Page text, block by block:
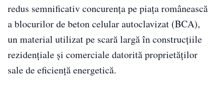
redus semnificativ concurența pe piața românească
a blocurilor de beton celular autoclavizat (BCA),
un material utilizat pe scară largă în construcțiile
rezidențiale și comerciale datorită proprietăților
sale de eficiență energetică.